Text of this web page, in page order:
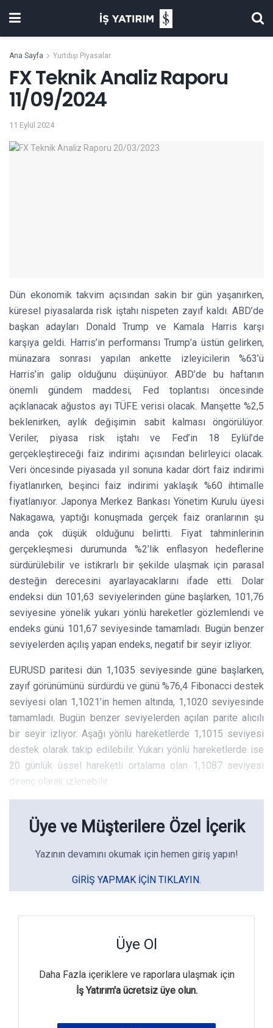
Ana Sayfa Yurtdışı Piyasalar
FX Teknik Analiz Raporu
11/09/2024
11 Eylül 2024
Dün ekonomik takvim açısından sakin bir gün yaşanırken,
küresel piyasalarda risk iştahı nispeten zayıf kaldı. ABD’de
başkan adayları Donald Trump ve Kamala Harris karşı
karşıya geldi. Harris’in performansı Trump’a üstün gelirken,
münazara sonrası yapılan ankette izleyicilerin %63’ü
Harris’in galip olduğunu düşünüyor. ABD’de bu haftanın
önemli gündem maddesi, Fed toplantısı öncesinde
açıklanacak ağustos ayı TÜFE verisi olacak. Manşette %2,5
beklenirken, aylık değişimin sabit kalması öngörülüyor.
Veriler, piyasa risk iştahı ve Fed’in 18 Eylül’de
gerçekleştireceği faiz indirimi açısından belirleyici olacak.
Veri öncesinde piyasada yıl sonuna kadar dört faiz indirimi
fiyatlanırken, beşinci faiz indirimi yaklaşık %60 ihtimalle
fiyatlanıyor. Japonya Merkez Bankası Yönetim Kurulu üyesi
Nakagawa, yaptığı konuşmada gerçek faiz oranlarının şu
anda çok düşük olduğunu belirtti. Fiyat tahminlerinin
gerçekleşmesi durumunda %2’lik enflasyon hedeflerine
sürdürülebilir ve istikrarlı bir şekilde ulaşmak için parasal
desteğin derecesini ayarlayacaklarını ifade etti. Dolar
endeksi dün 101,63 seviyelerinden güne başlarken, 101,76
seviyesine yönelik yukarı yönlü hareketler gözlemlendi ve
endeks günü 101,67 seviyesinde tamamladı. Bugün benzer
seviyelerden açılış yapan endeks, negatif bir seyir izliyor.
EURUSD paritesi dün 1,1035 seviyesinde güne başlarken,
zayıf görünümünü sürdürdü ve günü %76,4 Fibonacci destek
seviyesi olan 1,1021’in hemen altında, 1,1020 seviyesinde
tamamladı. Bugün benzer seviyelerden açılan parite alıcılı
bir seyir izliyor. Aşağı yönlü hareketlerde 1,1015 seviyesi
destek olarak takip edilebilir. Yukarı yönlü hareketlerde ise
20 günlük üssel hareketli ortalama olan 1,1087 seviyesi
direnç olarak izlenebilir.
Üye ve Müşterilere Özel İçerik
Yazının devamını okumak için hemen giriş yapın!
GIRIŞ YAPMAK IÇIN TIKLAYIN.
Üye Ol
Daha Fazla içeriklere ve raporlara ulaşmak için
İş Yatırım'a ücretsiz üye olun.